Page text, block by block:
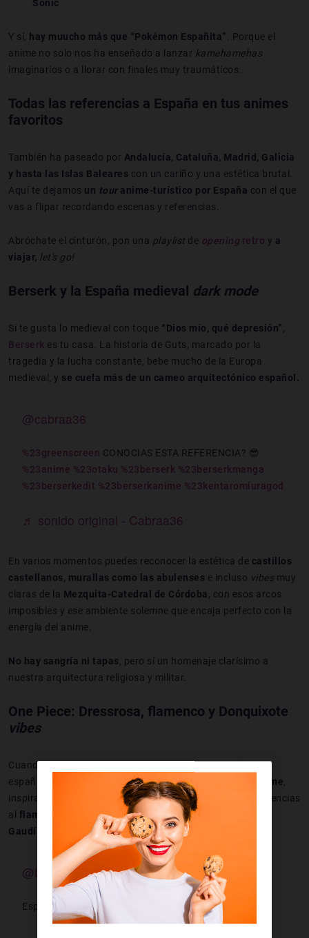
Sonic
Y sí, hay muucho más que “Pokémon Españita” . Porque el
anime no solo nos ha enseñado a lanzar kamehamehas
imaginarios o a llorar con finales muy traumáticos.
Todas las referencias a España en tus animes
favoritos
También ha paseado por Andalucía, Cataluña, Madrid, Galicia
y hasta las Islas Baleares con un cariño y una estética brutal.
Aquí te dejamos un tour anime-turístico por España con el que
vas a flipar recordando escenas y referencias.
Abróchate el cinturón, pon una playlist de opening retro y a
viajar, let's go!
Berserk y la España medieval dark mode
Si te gusta lo medieval con toque “Dios mío, qué depresión”
Berserk es tu casa. La historia de Guts, marcado por la
tragedia y la lucha constante, bebe mucho de la Europa
medieval, y se cuela más de un cameo arquitectónico español.
@cabraa36
%23greenscreen CONOCIAS ESTA REFERENCIA? 😎
%23anime %23otaku %23berserk %23berserkmanga
%23berserkedit %23berserkanime %23kentaromiuragod
♬ sonido original - Cabraa36
En varios momentos puedes reconocer la estética de castillos
castellanos, murallas como las abulenses e incluso vibes muy
claras de la Mezquita-Catedral de Córdoba , con esos arcos
imposibles y ese ambiente solemne que encaja perfecto con la
energía del anime.
No hay sangría ni tapas , pero sí un homenaje clarísimo a
nuestra arquitectura religiosa y militar.
One Piece: Dressrosa, flamenco y Donquixote
vibes
Cuando los Dressrosa, lavibe
española explota. Estamos antela isla más “olé” del anime
inspirada en ciudades como Sevilla y Barcelona, con referencias
al flamenco, las corridas de toros y la arquitectura rollo
Gaudí
@thelastzoan
España en One Piece onepiece anime españa